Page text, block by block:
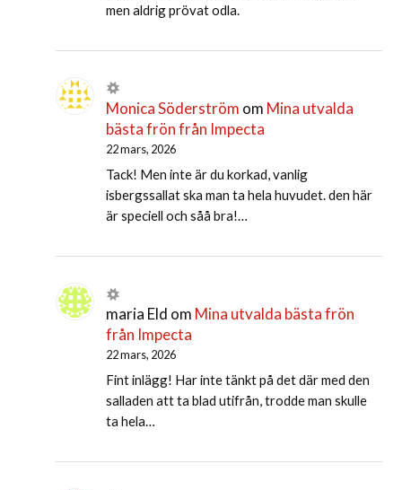
men aldrig prövat odla.
Monica Söderström om Mina utvalda
bästa frön från Impecta
22 mars, 2026
Tack! Men inte är du korkad, vanlig
isbergssallat ska man ta hela huvudet. den här
är speciell och såå bra!…
maria Eld om Mina utvalda bästa frön
från Impecta
22 mars, 2026
Fint inlägg! Har inte tänkt på det där med den
salladen att ta blad utifrån, trodde man skulle
ta hela…